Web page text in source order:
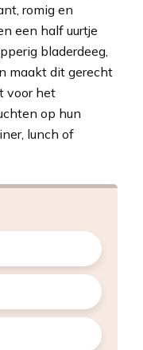
romig en
een half uurtje
bladerdeeg,
maakt dit gerecht
voor het
op hun
lunch of